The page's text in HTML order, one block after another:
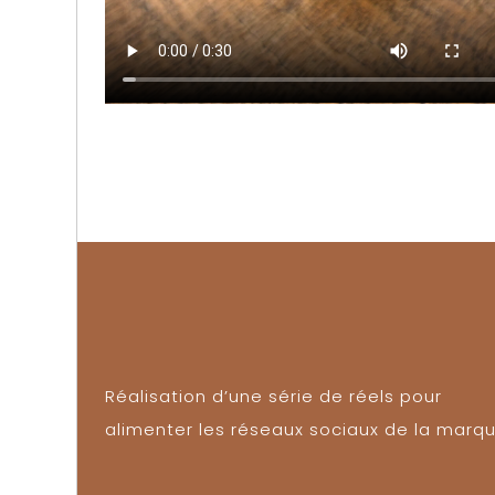
Réalisation d’une série de réels pour
alimenter les réseaux sociaux de la